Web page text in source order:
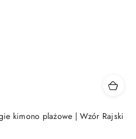
kimono plażowe | Wzór Rajski